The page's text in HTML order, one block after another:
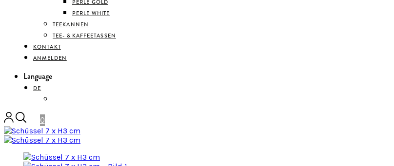
PERLE GOLD
PERLE WHITE
TEEKANNEN
TEE- & KAFFEETASSEN
KONTAKT
ANMELDEN
Language
DE
0